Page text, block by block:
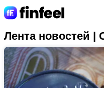
Лента новостей |